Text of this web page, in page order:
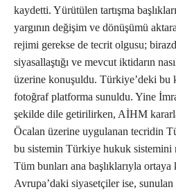
kaydetti. Yürütülen tartışma
yargının değişim ve dönüşümü
rejimi gerekse de tecrit olgusu;
siyasallaştığı ve mevcut iktidarın
üzerine konuşuldu. Türkiye’deki bu
fotoğraf platforma sunuldu. Yine
şekilde dile getirilirken, AİHM
Öcalan üzerine uygulanan tecridin
bu sistemin Türkiye hukuk sistemini
Tüm bunları ana başlıklarıyla
Avrupa’daki siyasetçiler ise,